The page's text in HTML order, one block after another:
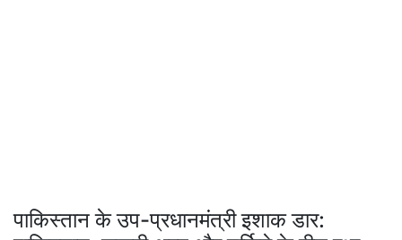
पाकिस्तान के उप-प्रधानमंत्री इशाक डार: